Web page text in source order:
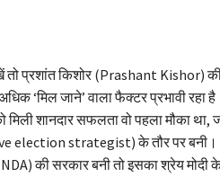
तो प्रशांत किशोर (Prashant Kishor)
‘मिल जाने’ वाला फैक्टर प्रभावी
मिली शानदार सफलता वो पहला मौका था,
election strategist) के तौर पर बनी।
की सरकार बनी तो इसका श्रेय मोदी